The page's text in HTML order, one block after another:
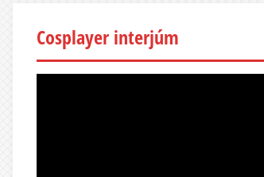
Cosplayer interjúm